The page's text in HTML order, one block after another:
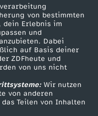
von bestimmten
Erlebnis im
und
Dabei
auf Basis deiner
ZDFheute und
von uns nicht
Wir nutzen
von anderen
Teilen von Inhalten